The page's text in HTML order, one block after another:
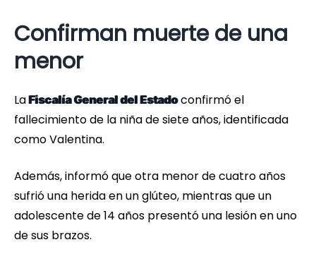
Confirman muerte de una
menor
LaFiscalía General del Estadoconfirmó el
fallecimiento de la niña de siete años, identificada
como Valentina.
Además, informó que otra menor de cuatro años
sufrió una herida en un glúteo, mientras que un
adolescente de 14 años presentó una lesión en uno
de sus brazos.